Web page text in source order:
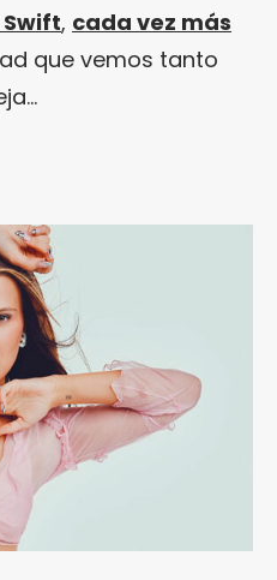
, cada vez más
que vemos tanto